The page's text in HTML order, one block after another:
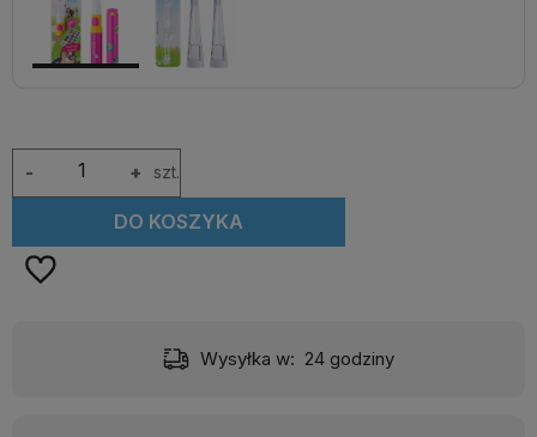
+
- szt.
DO KOSZYKA
Dostawa: od 8,90 zł - Punkt Odbioru GLS